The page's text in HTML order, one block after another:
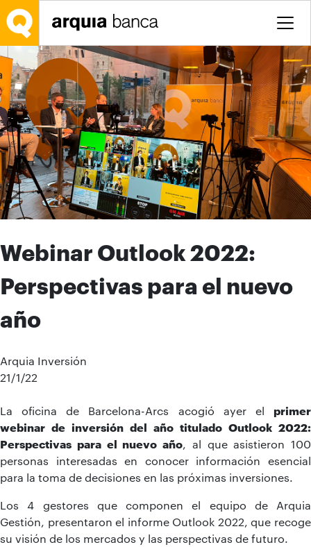
Saltar al contenido principal
Webinar Outlook 2022:
Perspectivas para el nuevo
año
Arquia Inversión
21/1/22
La oficina de Barcelona-Arcs acogió ayer el primer
webinar de inversión del año titulado Outlook 2022:
Perspectivas para el nuevo año , al que asistieron 100
personas interesadas en conocer información esencial
para la toma de decisiones en las próximas inversiones.
Los 4 gestores que componen el equipo de Arquia
Gestión, presentaron el informe Outlook 2022, que recoge
su visión de los mercados y las perspectivas de futuro.